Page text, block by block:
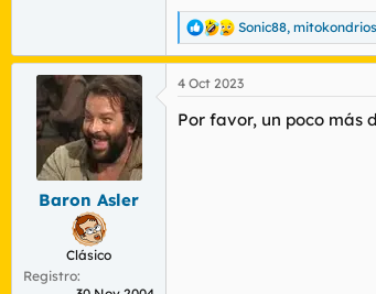
R
e
a
c
i
Sonic88, mitokondrios
Baron Asler
Clásico
Registro
4 Oct 2023
Por favor, un poco más